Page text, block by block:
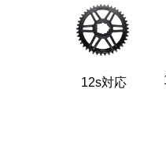
12s対応